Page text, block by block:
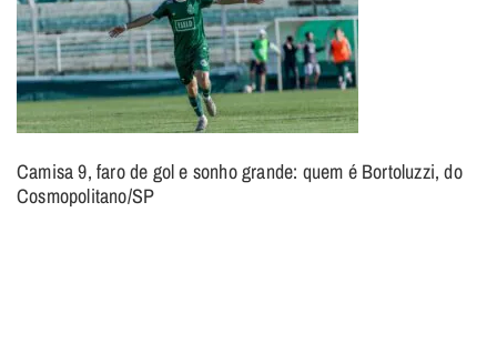
Camisa 9, faro de gol e sonho grande: quem é Bortoluzzi, do
Cosmopolitano/SP